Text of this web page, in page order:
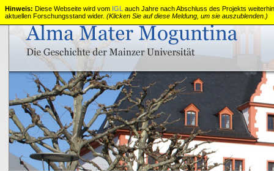
Die
alte
kurfürstliche
Universität
Mainz
Hinweis: Diese Webseite wird vom IGL auch Jahre nach Abschluss des Projekts
aktuellen Forschungsstand wider. (Klicken Sie auf diese Meldung, um sie auszublenden.)